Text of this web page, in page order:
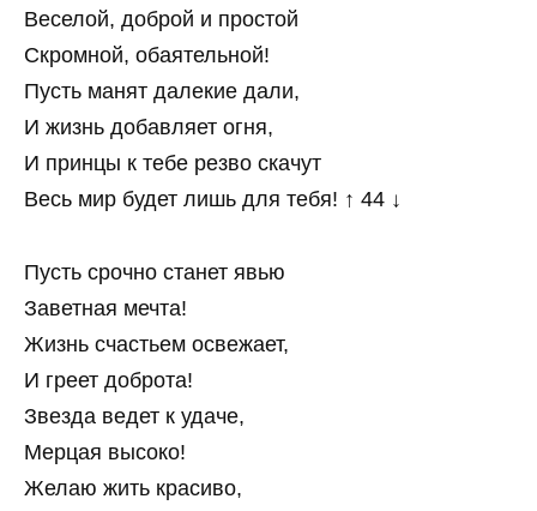
Веселой, доброй и простой
Скромной, обаятельной!
Пусть манят далекие дали,
И жизнь добавляет огня,
И принцы к тебе резво скачут
Весь мир будет лишь для тебя! ↑ 44 ↓
Пусть срочно станет явью
Заветная мечта!
Жизнь счастьем освежает,
И греет доброта!
Звезда ведет к удаче,
Мерцая высоко!
Желаю жить красиво,